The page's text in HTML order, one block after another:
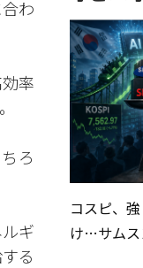
わ
率
ろ
ギ
る
コスピ、
け…サムス